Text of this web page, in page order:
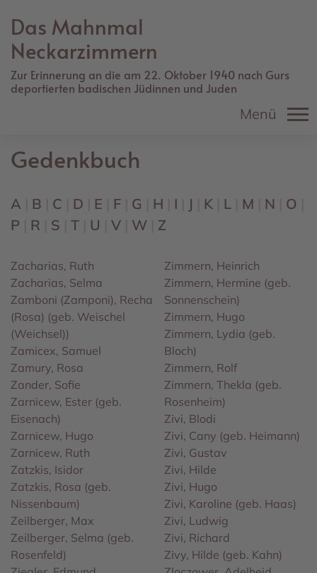
zum
Inhalt
Das Mahnmal
Neckarzimmern
Zur Erinnerung an die am 22. Oktober 1940 nach Gurs
deportierten badischen Jüdinnen und Juden
Menü
Gedenkbuch
A B C D E F G H I J K L M N
O
P
R S T U V W Z
Zacharias, Ruth
Zacharias, Selma
Zamboni (Zamponi), Recha
(Rosa) (geb. Weischel
(Weichsel))
Zamicex, Samuel
Zamury, Rosa
Zander, Sofie
Zarnicew, Ester (geb.
Eisenach)
Zarnicew, Hugo
Zarnicew, Ruth
Zatzkis, Isidor
Zatzkis, Rosa (geb.
Nissenbaum)
Zeilberger, Max
Zeilberger, Selma (geb.
Rosenfeld)
Zimmern, Heinrich
Zimmern, Hermine (geb.
Sonnenschein)
Zimmern, Hugo
Zimmern, Lydia (geb.
Bloch)
Zimmern, Rolf
Zimmern, Thekla (geb.
Rosenheim)
Zivi, Blodi
Zivi, Cany (geb. Heimann)
Zivi, Gustav
Zivi, Hilde
Zivi, Hugo
Zivi, Karoline (geb. Haas)
Zivi, Ludwig
Zivi, Richard
Zivy, Hilde (geb. Kahn)